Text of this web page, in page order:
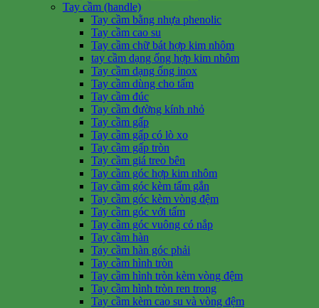
Tay cầm (handle)
Tay cầm bằng nhựa phenolic
Tay cầm cao su
Tay cầm chữ bát hợp kim nhôm
tay cầm dạng ống hợp kim nhôm
Tay cầm dạng ống inox
Tay cầm dùng cho tấm
Tay cầm đúc
Tay cầm đường kính nhỏ
Tay cầm gấp
Tay cầm gấp có lò xo
Tay cầm gấp tròn
Tay cầm giá treo bên
Tay cầm góc hợp kim nhôm
Tay cầm góc kèm tấm gắn
Tay cầm góc kèm vòng đệm
Tay cầm góc với tấm
Tay cầm góc vuông có nắp
Tay cầm hàn
Tay cầm hàn góc phải
Tay cầm hình tròn
Tay cầm hình tròn kèm vòng đệm
Tay cầm hình tròn ren trong
Tay cầm kèm cao su và vòng đệm